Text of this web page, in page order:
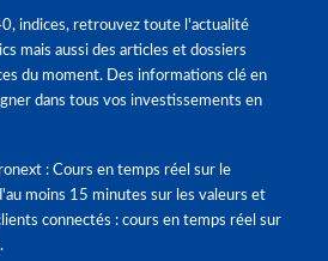
indices, retrouvez toute l'actualité
mais aussi des articles et dossiers
du moment. Des informations clé en
dans tous vos investissements en
: Cours en temps réel sur le
moins 15 minutes sur les valeurs et
connectés : cours en temps réel sur